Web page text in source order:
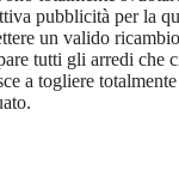
pubblicità per la
un valido
tutti gli arredi che
a togliere